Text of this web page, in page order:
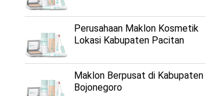
Perusahaan Maklon Kosmetik
Lokasi Kabupaten Pacitan
Maklon Berpusat di Kabupaten
Bojonegoro